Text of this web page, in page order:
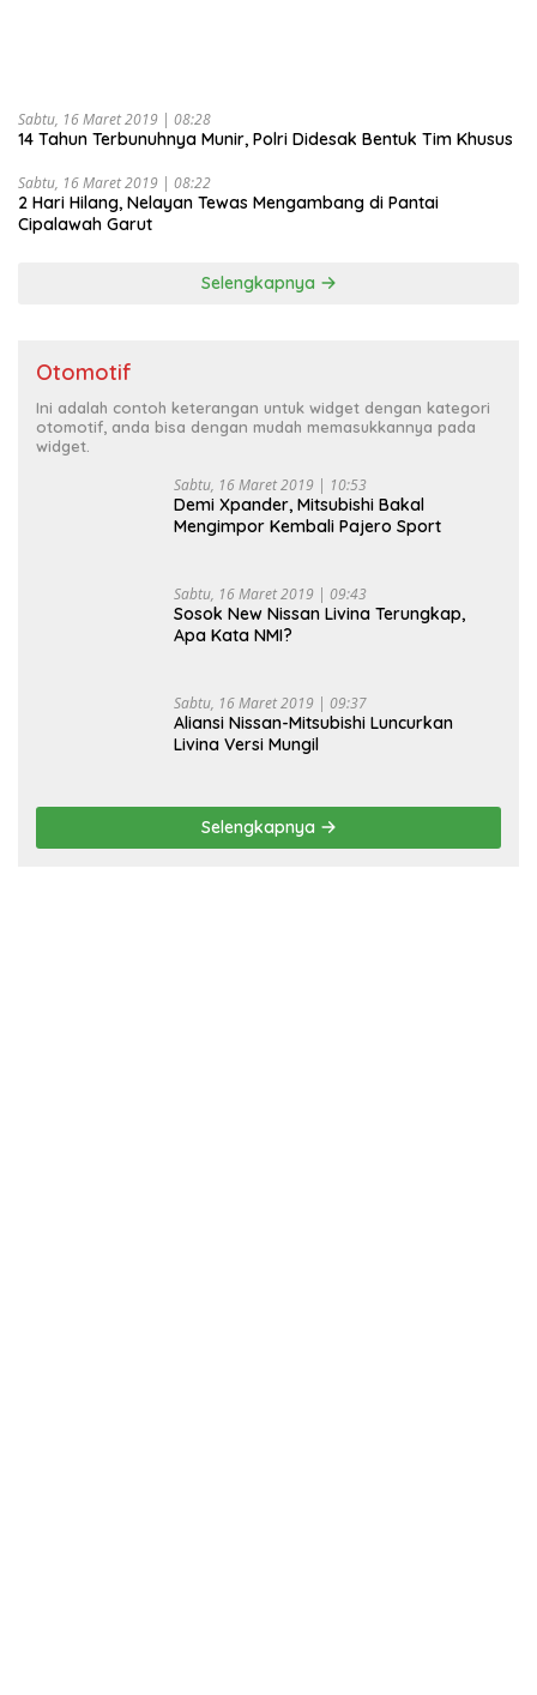
Sabtu, 16 Maret 2019 | 08:28
14 Tahun Terbunuhnya Munir, Polri Didesak Bentuk Tim Khusus
Sabtu, 16 Maret 2019 | 08:22
2 Hari Hilang, Nelayan Tewas Mengambang di Pantai
Cipalawah Garut
Selengkapnya
Otomotif
Ini adalah contoh keterangan untuk widget dengan kategori
otomotif, anda bisa dengan mudah memasukkannya pada
widget.
Sabtu, 16 Maret 2019 | 10:53
Demi Xpander, Mitsubishi Bakal
Mengimpor Kembali Pajero Sport
Sabtu, 16 Maret 2019 | 09:43
Sosok New Nissan Livina Terungkap,
Apa Kata NMI?
Sabtu, 16 Maret 2019 | 09:37
Aliansi Nissan-Mitsubishi Luncurkan
Livina Versi Mungil
Selengkapnya